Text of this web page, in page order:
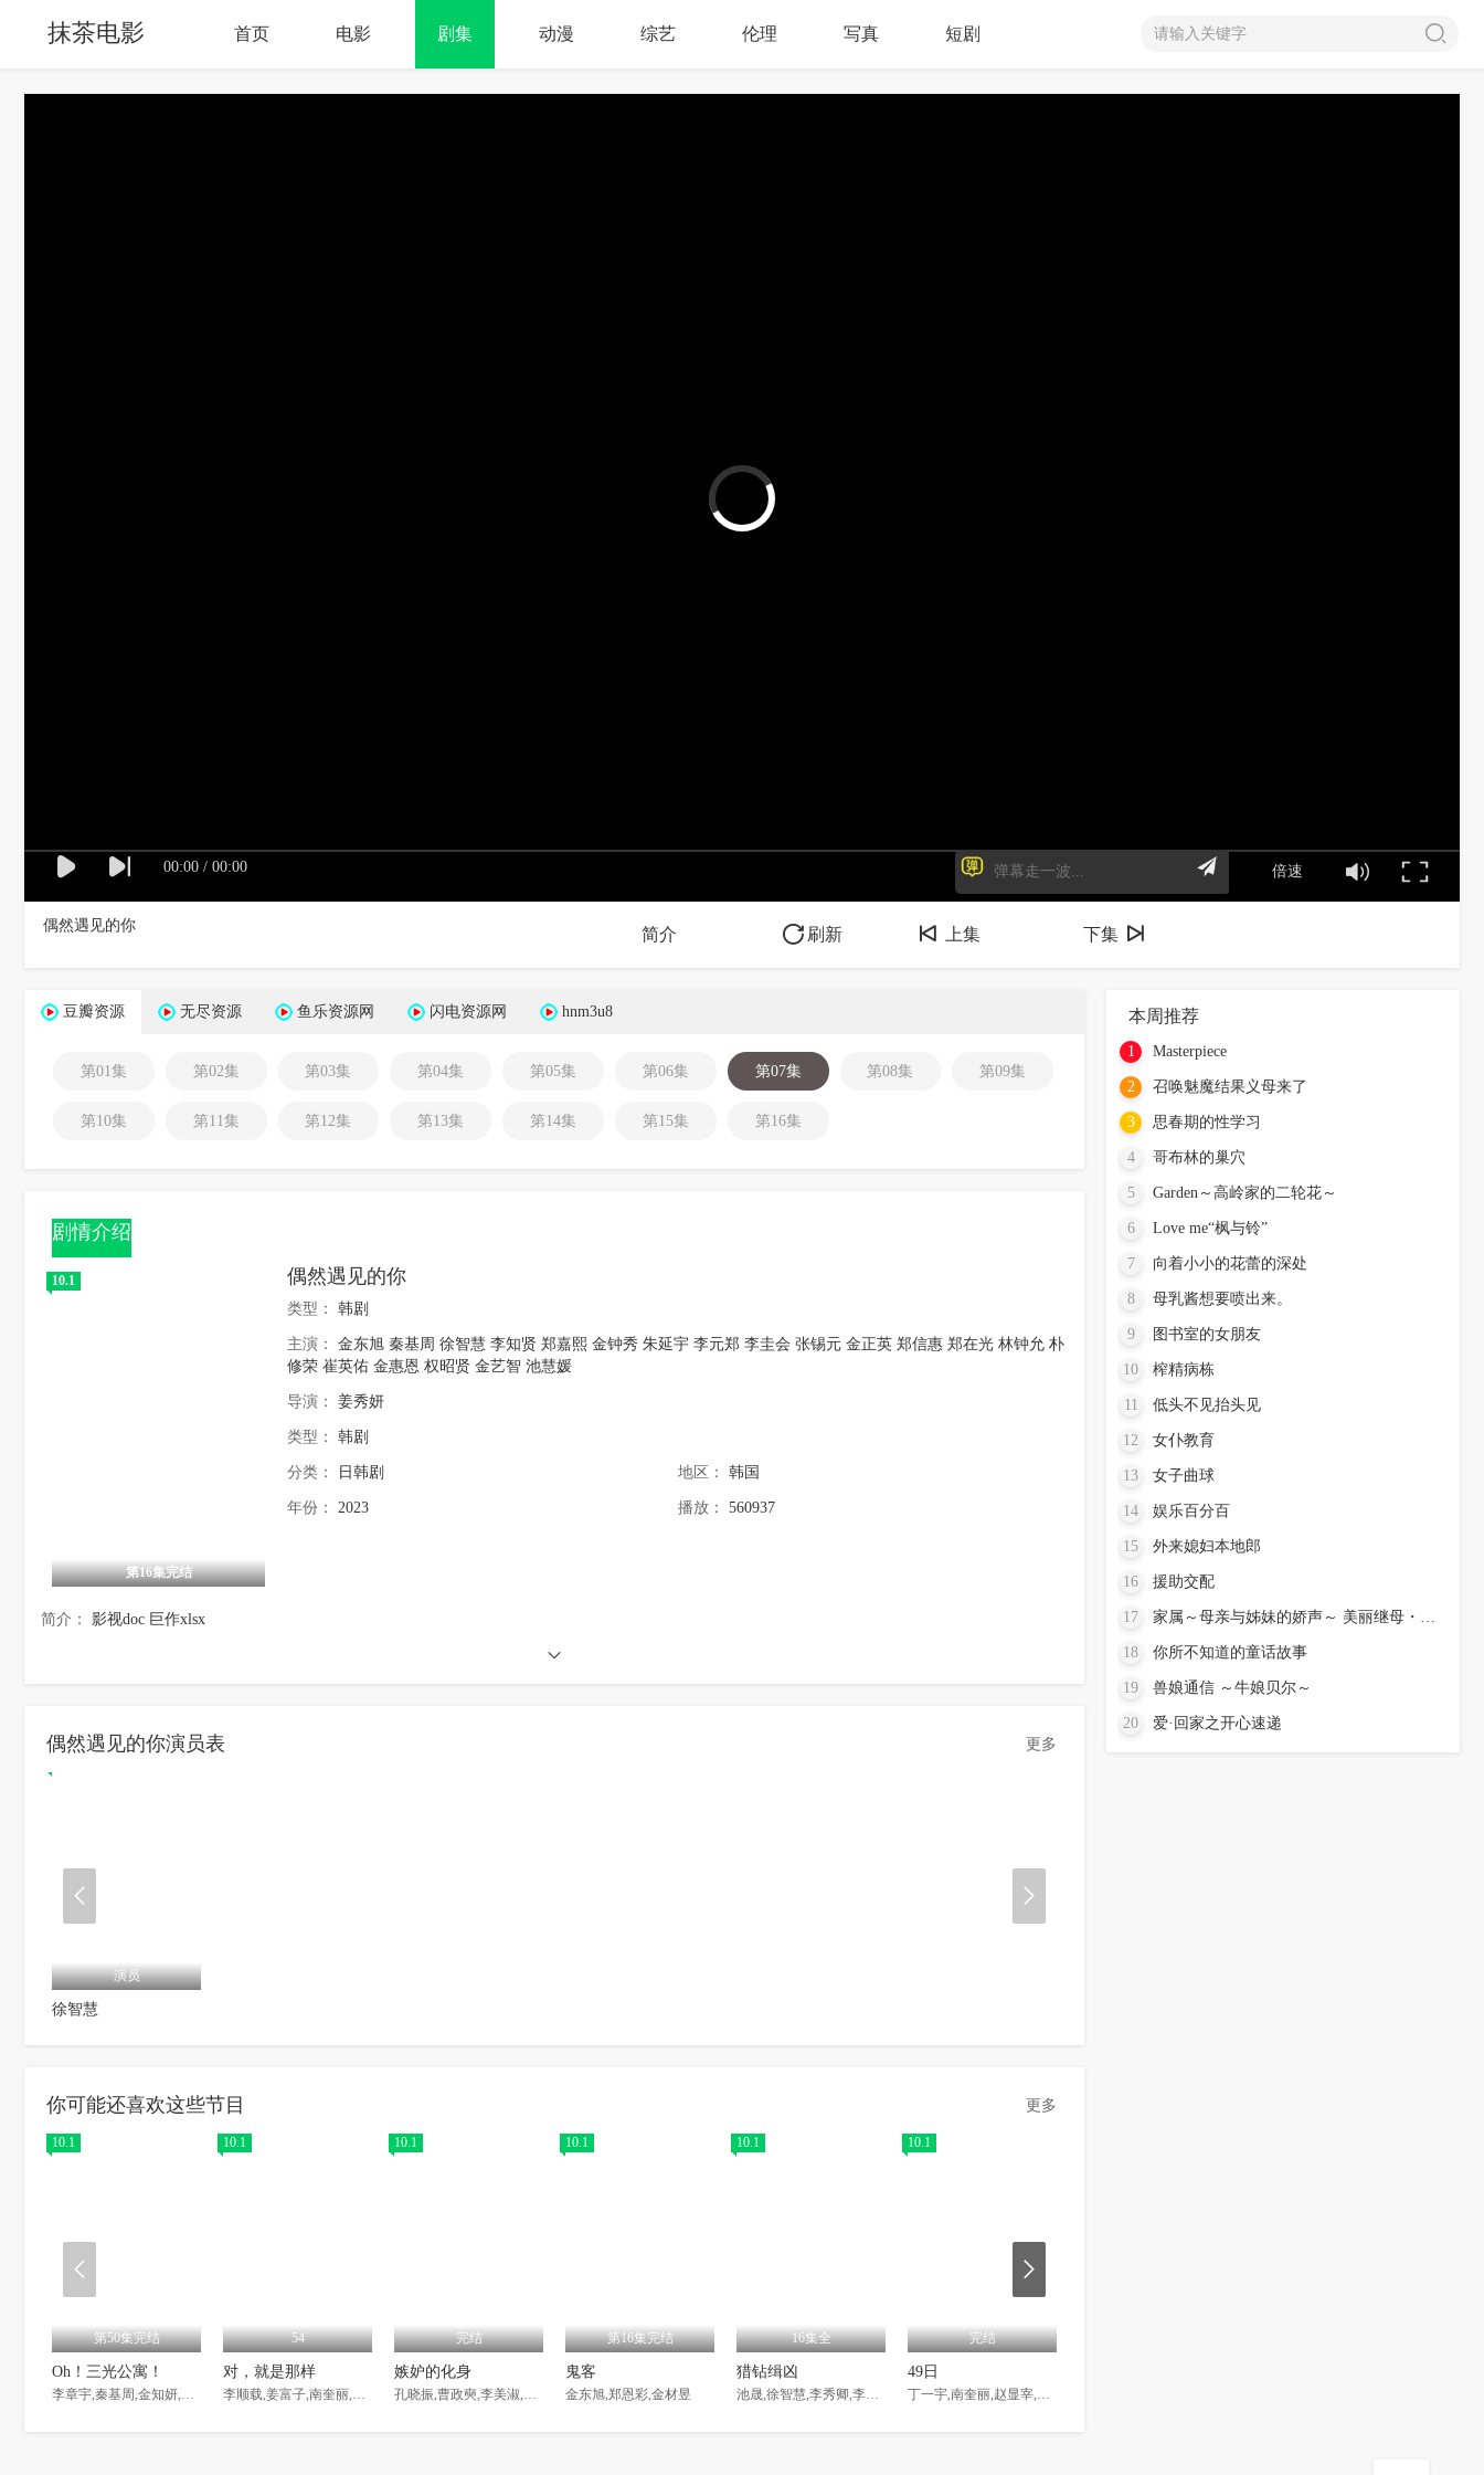
抹茶电影 首页 电影 剧集 动漫 综艺 伦理 写真 短剧
00:00 / 00:00 倍速
偶然遇见的你 简介 刷新 上集 下集
豆瓣资源 无尽资源 鱼乐资源网 闪电资源网 hnm3u8
第01集 第02集 第03集 第04集 第05集 第06集 第07集 第08集 第09集
第10集 第11集 第12集 第13集 第14集 第15集 第16集
剧情介绍
10.1
第16集完结
偶然遇见的你
类型： 韩剧
主演： 金东旭 秦基周 徐智慧 李知贤 郑嘉熙 金钟秀 朱延宇 李元郑 李圭会 张锡元 金正英 郑信惠 郑在光 林钟允 朴
修荣 崔英佑 金惠恩 权昭贤 金艺智 池慧媛
导演： 姜秀妍
类型： 韩剧
分类： 日韩剧 地区： 韩国
年份： 2023 播放： 560937
简介： 影视doc 巨作xlsx
更多
偶然遇见的你演员表
演员
徐智慧
更多
你可能还喜欢这些节目
10.1
第50集完结
Oh！三光公寓！
10.1
54
对，就是那样
10.1
完结
嫉妒的化身
10.1
第16集完结
鬼客
金东旭,郑恩彩,金材昱
10.1
16集全
猎钻缉凶
10.1
完结
49日
本周推荐
1 Masterpiece
2 召唤魅魔结果义母来了
3 思春期的性学习
4 哥布林的巢穴
5 Garden～高岭家的二轮花～
6 Love me“枫与铃”
7 向着小小的花蕾的深处
8 母乳酱想要喷出来。
9 图书室的女朋友
10 榨精病栋
11 低头不见抬头见
12 女仆教育
13 女子曲球
14 娱乐百分百
15 外来媳妇本地郎
16 援助交配
17 家属～母亲与姊妹的娇声～ 美丽继母・乙叶～与儿子滴落的耻蜜～ h_357acpdp1078
18 你所不知道的童话故事
19 兽娘通信 ～牛娘贝尔～
20 爱·回家之开心速递